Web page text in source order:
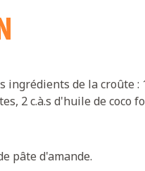
ingrédients de la croûte :
2 c.à.s d'huile de coco
pâte d'amande.